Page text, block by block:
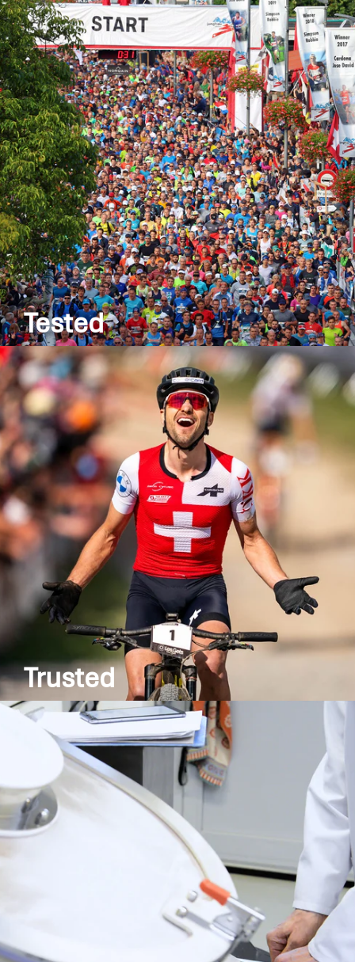
Tested
An mehr als 100 Sportanlässen mit jährlich über
100 000 Athleten werden SPONSER®-Produkte
nicht nur unter Laborbedingungen, sondern
zusätzlich im Praxistest auf Herz und Nieren
geprüft. So sind nicht nur unsere Produkte,
sondern auch unsere Athleten der Konkurrenz
stets einen Schritt voraus.
Trusted
Viele renommierte Athleten vertrauen auf
SPONSER® und unsere Produkte. Ein breites
Netzwerk an Athleten - vom Olympiasieger bis
zum Freizeitsportler – sorgt für einen wertvollen
Erfahrungstransfer.